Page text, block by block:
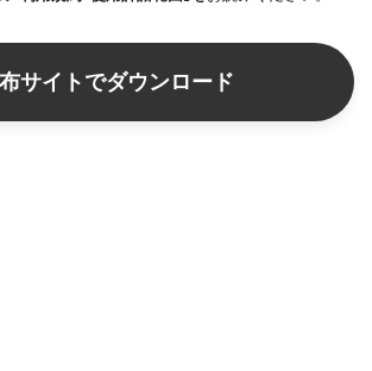
サイトでダウンロード